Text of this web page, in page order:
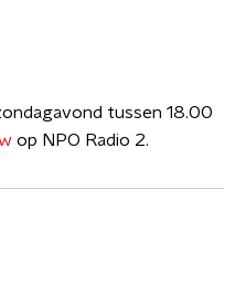
tussen 18.00
op NPO Radio 2.